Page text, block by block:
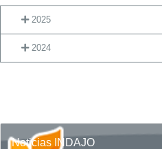
2025
2024
Noticias INDAJO